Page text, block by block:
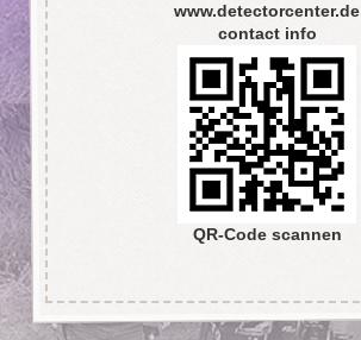
www.detectorcenter.de
contact info
QR-Code scannen